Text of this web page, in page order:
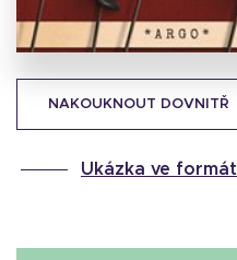
NAKOUKNOUT DOVNITŘ
Ukázka ve